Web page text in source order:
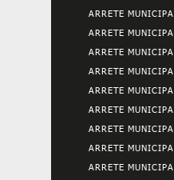
ARRETE
ARRETE
ARRETE
ARRETE
ARRETE
ARRETE
ARRETE
ARRETE
ARRETE